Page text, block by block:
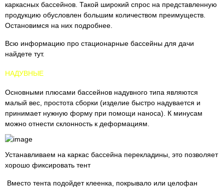
каркасных бассейнов. Такой широкий спрос на представленную
продукцию обусловлен большим количеством преимуществ.
Остановимся на них подробнее.
Всю информацию про стационарные бассейны для дачи
найдете тут.
НАДУВНЫЕ
Основными плюсами бассейнов надувного типа являются
малый вес, простота сборки (изделие быстро надувается и
принимает нужную форму при помощи наноса). К минусам
можно отнести склонность к деформациям.
Устанавливаем на каркас бассейна перекладины, это позволяет
хорошо фиксировать тент
Вместо тента подойдет клеенка, покрывало или целофан